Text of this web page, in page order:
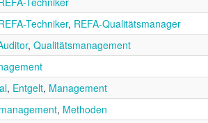
Techniker, REFA-Qualitätsmanager
, Qualitätsmanagement
, Entgelt, Management
, Methoden